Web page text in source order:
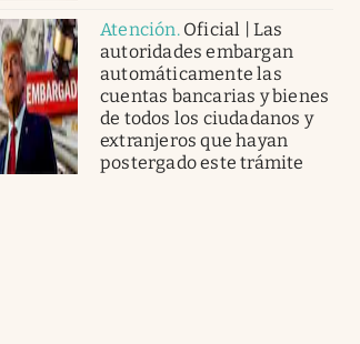
Atención. Oficial | Las
autoridades embargan
automáticamente las
cuentas bancarias y bienes
de todos los ciudadanos y
extranjeros que hayan
postergado este trámite